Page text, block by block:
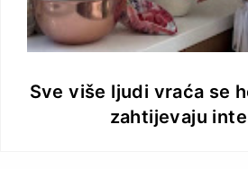
Sve više ljudi vraća se
zahtijevaju